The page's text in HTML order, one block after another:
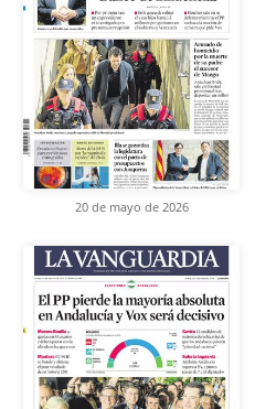
20 de mayo de 2026